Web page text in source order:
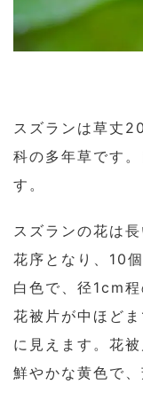
スズランは草丈
科の多年草です
す。
スズランの花は
花序となり、10
白色で、径1cm
花被片が中ほど
に見えます。花
鮮やかな黄色で、